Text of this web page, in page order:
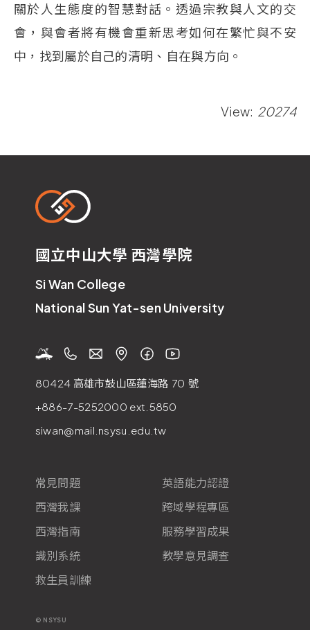
關於人生態度的智慧對話。透過宗教與人文的交
會，與會者將有機會重新思考如何在繁忙與不安
中， 找到屬於自己的清明、自在與方向。
View: 20274
國立中山大學 西灣學院
Si Wan College
National Sun Yat-sen University
80424 高雄市鼓山區蓮海路 70 號
+886-7-5252000 ext.5850
siwan@mail.nsysu.edu.tw
常見問題
西灣我課
西灣指南
識別系統
救生員訓練
英語能力認證
跨域學程專區
服務學習成果
教學意見調查
© NSYSU